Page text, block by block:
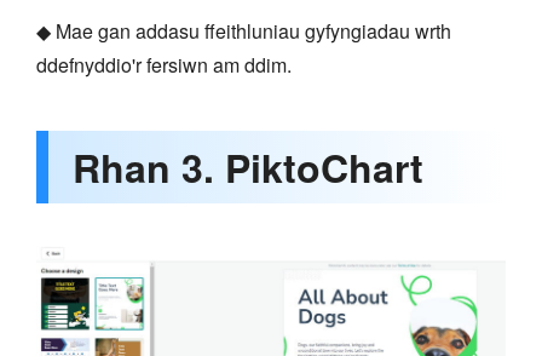
◆ Mae gan addasu ffeithluniau gyfyngiadau wrth
ddefnyddio'r fersiwn am ddim.
Rhan 3. PiktoChart